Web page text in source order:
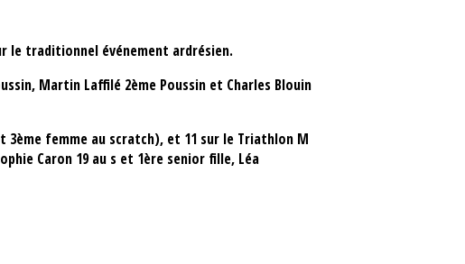
le traditionnel événement ardrésien.
Martin Laffilé 2ème Poussin et Charles Blouin
3ème femme au scratch), et 11 sur le Triathlon M
Caron 19 au s et 1ère senior fille, Léa